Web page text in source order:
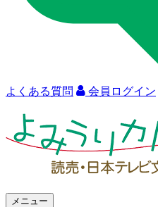
よくある質問 会員ログイン
メニュー